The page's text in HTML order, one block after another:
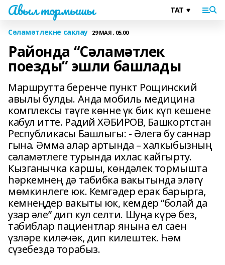
Авыл тормышы
Сәламәтлекне саклау 29 МАЯ , 05:00
Районда “Сәламәтлек
поезды” эшли башлады
Маршрутта беренче пункт Рощинский
авылы булды. Анда мобиль медицина
комплексы тәүге көнне үк бик күп кешене
кабул итте. Радий ХӘБИРОВ, Башкортстан
Республикасы Башлыгы: - Әлегә бу саннар
гына. Әмма алар артында – халкыбызның
сәламәтлеге турында ихлас кайгырту.
Кызганычка каршы, көндәлек тормышта
һәркемнең дә табибка вакытында эләгү
мөмкинлеге юк. Кемгәдер ерак барырга,
кемнеңдер вакыты юк, кемдер “болай да
узар әле” дип кул селти. Шуңа күрә без,
табиблар пациентлар янына ел саен
үзләре киләчәк, дип килештек. Һәм
сүзебездә торабыз.